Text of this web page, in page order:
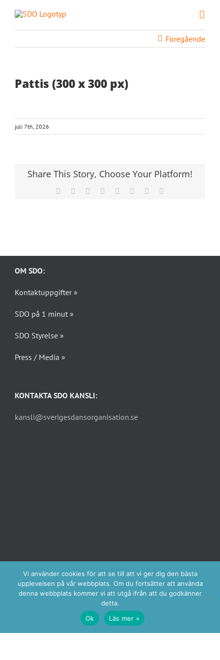
Föregående
Pattis (300 x 300 px)
juli 7th, 2026
Share This Story, Choose Your Platform!
Facebook Reddit LinkedIn
TumblrPinterest
OM SDO:
Kontaktuppgifter »
SDO på 1 minut »
SDO Styrelse »
Press / Media »
KONTAKTA SDO KANSLI:
kansli@sverigesdansorganisation.se
Vi använder cookies för att se till att vi ger dig den bästa
upplevelsen på vår webbplats. Om du fortsätter att använda
denna webbplats kommer vi att utgå ifrån att du godkänner
detta.
Ok
Läs mer »